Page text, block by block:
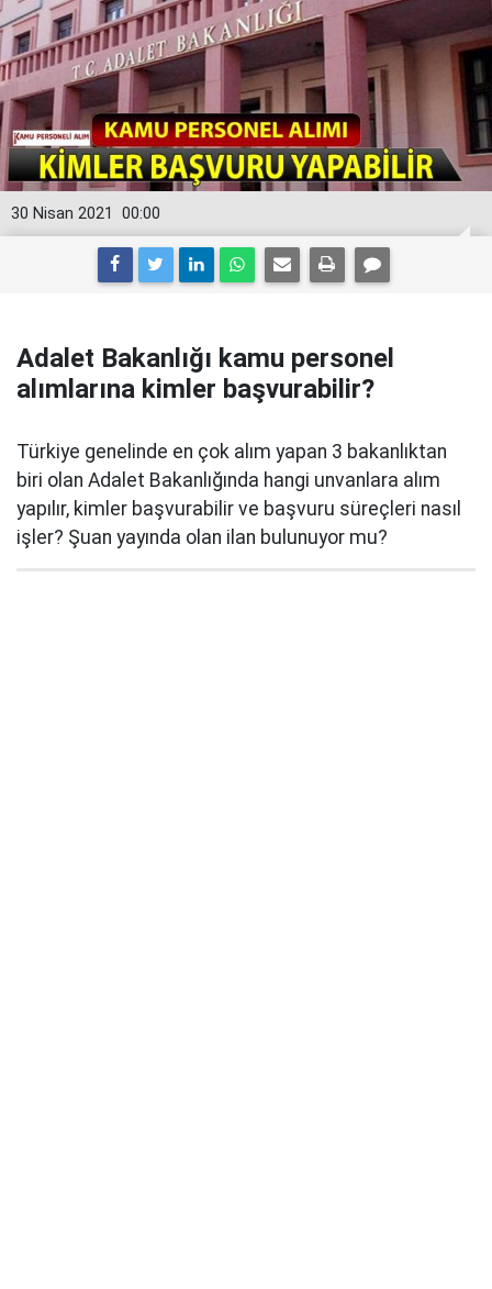
00:00
30 Nisan 2021
Adalet Bakanlığı kamu personel
alımlarına kimler başvurabilir?
Türkiye genelinde en çok alım yapan 3 bakanlıktan
biri olan Adalet Bakanlığında hangi unvanlara alım
yapılır, kimler başvurabilir ve başvuru süreçleri nasıl
işler? Şuan yayında olan ilan bulunuyor mu?